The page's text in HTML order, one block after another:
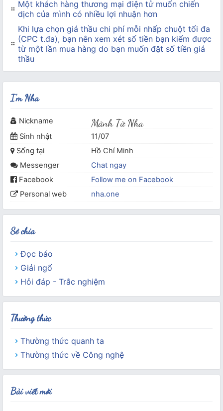
Một khách hàng thương mại điện tử muốn chiến
dịch của mình có nhiều lợi nhuận hơn
Khi lựa chọn giá thầu chi phí mỗi nhấp chuột tối đa
(CPC t.đa), bạn nên xem xét số tiền bạn kiếm được
từ một lần mua hàng do bạn muốn đặt số tiền giá
thầu
I'm Nha
Nickname Mãnh Tử Nha
Sinh nhật
11/07
Sống tại
Hồ Chí Minh
Messenger
Chat ngay
Facebook
Follow me on Facebook
Personal web
nha.one
Sẻ chia
Đọc báo
Giải ngố
Hỏi đáp - Trắc nghiệm
Thường thức
Thường thức quanh ta
Thường thức về Công nghệ
Bài viết mới